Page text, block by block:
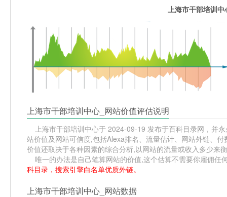
上海市干部培训
上海市干部培训中心_网站价值评估说明
上海市干部培训中心于 2024-09-19 发布于百科目录网，并
站价值及网站可信度,包括Alexa排名、流量估计、网站外链、
价值还取决于各种因素的综合分析,以网站的流量或收入多少来
唯一的办法是自己笔算网站的价值,这个估算不需要你雇佣任
科目录，搜索引擎白名单优质外链。
上海市干部培训中心_网站数据